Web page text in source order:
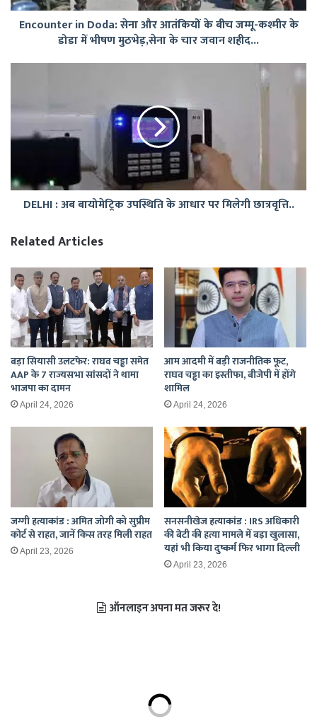
जम्मू-
कश्मीर
के
जवान
Encounter in Doda: सेना और आतंकियों के बीच जम्मू-कश्मीर के
डोडा में भीषण मुठभेड़,सेना के चार जवान शहीद...
बायोमेट्रिक
उपस्थिति
मिलेगी
छात्रवृत्ति..
DELHI : अब बायोमेट्रिक उपस्थिति के आधार पर मिलेगी छात्रवृत्ति..
Related Articles
बड़ा सियासी उलटफेर: राघव चड्ढा समेत
AAP के 7 राज्यसभा सांसदों ने थामा
भाजपा का दामन
April 24, 2026
आम आदमी में बड़ी राजनीतिक फूट,
राघव चड्ढा का इस्तीफा, बीजेपी में होंगे
शामिल
April 24, 2026
जग्गी हत्याकांड : अमित जोगी को सुप्रीम
कोर्ट से राहत, जानें किस तरह मिली राहत
April 23, 2026
सनसनीखेज हत्याकांड : IRS अधिकारी
की बेटी की हत्या मामले में बड़ा खुलासा,
यहां भी किया दुष्कर्म फिर भागा दिल्ली
April 23, 2026
ऑनलाइन अपना मत जरूर दे!